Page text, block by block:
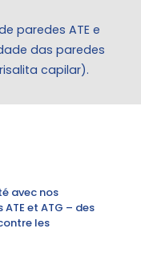
paredes ATE e
das paredes
capilar).
avec nos
et ATG – des
les